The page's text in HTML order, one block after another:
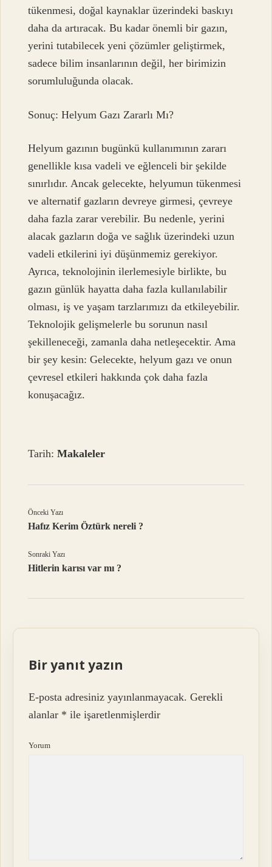
tükenmesi, doğal kaynaklar üzerindeki baskıyı
daha da artıracak. Bu kadar önemli bir gazın,
yerini tutabilecek yeni çözümler geliştirmek,
sadece bilim insanlarının değil, her birimizin
sorumluluğunda olacak.
Sonuç: Helyum Gazı Zararlı Mı?
Helyum gazının bugünkü kullanımının zararı
genellikle kısa vadeli ve eğlenceli bir şekilde
sınırlıdır. Ancak gelecekte, helyumun tükenmesi
ve alternatif gazların devreye girmesi, çevreye
daha fazla zarar verebilir. Bu nedenle, yerini
alacak gazların doğa ve sağlık üzerindeki uzun
vadeli etkilerini iyi düşünmemiz gerekiyor.
Ayrıca, teknolojinin ilerlemesiyle birlikte, bu
gazın günlük hayatta daha fazla kullanılabilir
olması, iş ve yaşam tarzlarımızı da etkileyebilir.
Teknolojik gelişmelerle bu sorunun nasıl
şekilleneceği, zamanla daha netleşecektir. Ama
bir şey kesin: Gelecekte, helyum gazı ve onun
çevresel etkileri hakkında çok daha fazla
konuşacağız.
Tarih:Makaleler
Önceki Yazı
Hafız Kerim Öztürk nereli ?
Sonraki Yazı
Hitlerin karısı var mı ?
Bir yanıt yazın
E-posta adresiniz yayınlanmayacak. Gerekli
alanlar * ile işaretlenmişlerdir
Yorum